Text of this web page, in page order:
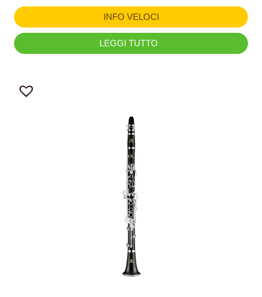
INFO VELOCI
LEGGI TUTTO